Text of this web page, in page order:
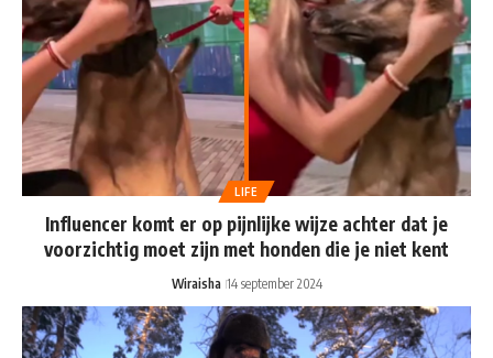
LIFE
Influencer komt er op pijnlijke wijze achter dat je
voorzichtig moet zijn met honden die je niet kent
Wiraisha 14 september 2024